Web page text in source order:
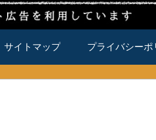
サイトマップ プライバシーポ